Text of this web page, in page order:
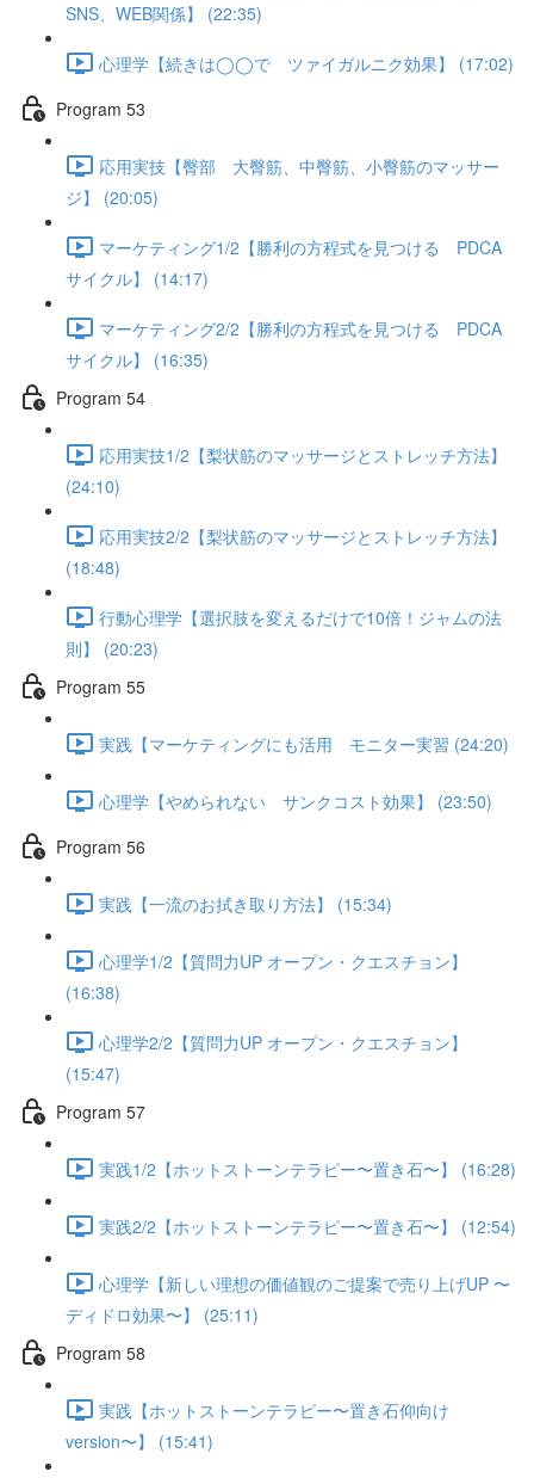
SNS、WEB関係】 (22:35)
心理学【続きは◯◯で ツァイガルニク効果】 (17:02)
Program 53
応用実技【臀部 大臀筋、中臀筋、小臀筋のマッサー
ジ】 (20:05)
マーケティング1/2【勝利の方程式を見つける PDCA
サイクル】 (14:17)
マーケティング2/2【勝利の方程式を見つける PDCA
サイクル】 (16:35)
Program 54
応用実技1/2【梨状筋のマッサージとストレッチ方法】
(24:10)
応用実技2/2【梨状筋のマッサージとストレッチ方法】
(18:48)
行動心理学【選択肢を変えるだけで10倍！ジャムの法
則】 (20:23)
Program 55
実践【マーケティングにも活用 モニター実習 (24:20)
心理学【やめられない サンクコスト効果】 (23:50)
Program 56
実践【一流のお拭き取り方法】 (15:34)
心理学1/2【質問力UP オープン・クエスチョン】
(16:38)
心理学2/2【質問力UP オープン・クエスチョン】
(15:47)
Program 57
実践1/2【ホットストーンテラピー〜置き石〜】 (16:28)
実践2/2【ホットストーンテラピー〜置き石〜】 (12:54)
心理学【新しい理想の価値観のご提案で売り上げUP 〜
ディドロ効果〜】 (25:11)
Program 58
実践【ホットストーンテラピー〜置き石仰向け
version〜】 (15:41)